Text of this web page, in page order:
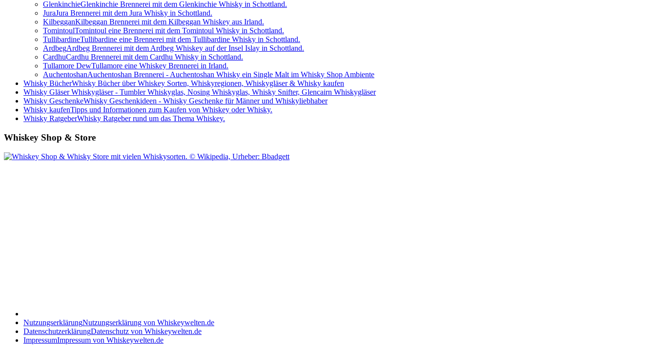
GlenkinchieGlenkinchie Brennerei mit dem Glenkinchie Whisky in Schottland.
JuraJura Brennerei mit dem Jura Whisky in Schottland.
KilbegganKilbeggan Brennerei mit dem Kilbeggan Whiskey aus Irland.
TomintoulTomintoul eine Brennerei mit dem Tomintoul Whisky in Schottland.
TullibardineTullibardine eine Brennerei mit dem Tullibardine Whisky in Schottland.
ArdbegArdbeg Brennerei mit dem Ardbeg Whiskey auf der Insel Islay in Schottland.
CardhuCardhu Brennerei mit dem Cardhu Whisky in Schottland.
Tullamore DewTullamore eine Whiskey Brennerei in Irland.
AuchentoshanAuchentoshan Brennerei - Auchentoshan Whisky ein Single Malt im Whisky Shop Ambiente
Whisky BücherWhisky Bücher über Whiskey Sorten, Whiskyregionen, Whiskygläser & Whisky kaufen
Whisky GläserWhiskygläser - Tumbler Whiskyglas, Nosing Whiskyglas, Whisky Snifter, Glencairn Whiskygläser
Whisky GeschenkeWhisky Geschenkideen - Whisky Geschenke für Männer und Whiskyliebhaber
Whisky kaufenTipps und Informationen zum Kaufen von Whiskey oder Whisky.
Whisky RatgeberWhisky Ratgeber rund um das Thema Whiskey.
Whiskey Shop & Store
NutzungserklärungNutzungserklärung von Whiskeywelten.de
DatenschutzerklärungDatenschutz von Whiskeywelten.de
ImpressumImpressum von Whiskeywelten.de